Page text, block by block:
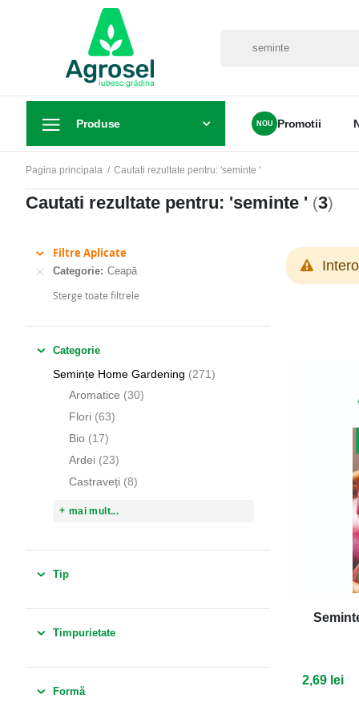
Produse Promotii
Pagina principala Cautati rezultate pentru: 'seminte '
Cautati rezultate pentru: 'seminte ' (3)
2,69 lei
Filtre Aplicate
Categorie Ceapă
Sterge toate filtrele
Categorie
Semințe Home Gardening 271
articole
Aromatice
30
articole
Flori 63
articole
Bio
17
articole
Ardei
23
articole
Castraveți 8
articole
mai mult...
Tip
Timpurietate
Formă